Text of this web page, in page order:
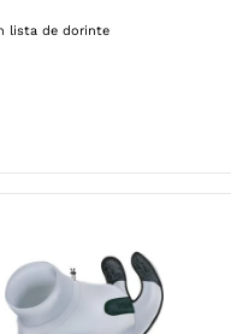
lista de dorinte